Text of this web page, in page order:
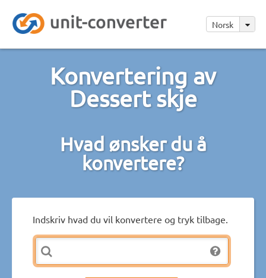
Norsk
Konvertering av
Dessert skje
Hvad ønsker du å
konvertere?
Indskriv hvad du vil konvertere og tryk tilbage.